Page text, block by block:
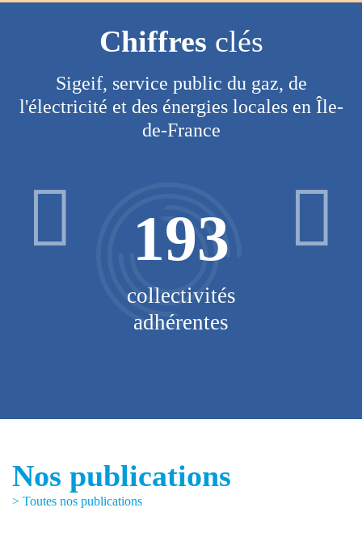
Chiffres clés
Sigeif, service public du gaz, de
l'électricité et des énergies locales en Île-
de-France
193
collectivités
adhérentes
Nos publications
> Toutes nos publications